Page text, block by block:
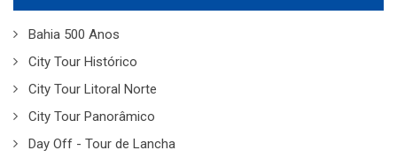
Bahia 500 Anos
City Tour Histórico
City Tour Litoral Norte
City Tour Panorâmico
Day Off - Tour de Lancha